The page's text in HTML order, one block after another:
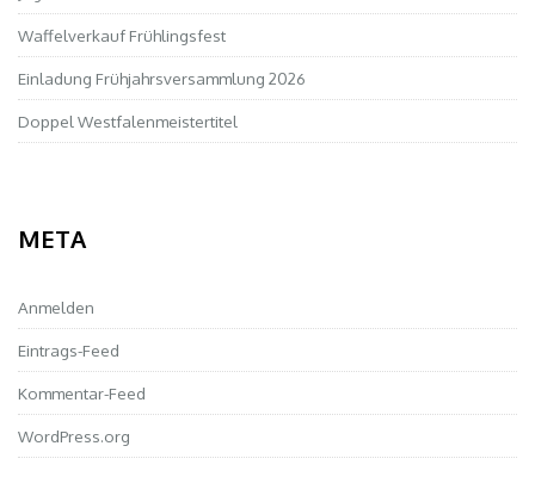
Waffelverkauf Frühlingsfest
Einladung Frühjahrsversammlung 2026
Doppel Westfalenmeistertitel
META
Anmelden
Eintrags-Feed
Kommentar-Feed
WordPress.org